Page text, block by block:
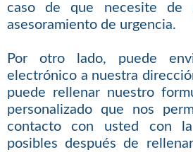
caso de que necesite de
asesoramiento de urgencia.
Por otro lado, puede
electrónico a nuestra
puede rellenar nuestro
personalizado que nos
contacto con usted con la
posibles después de